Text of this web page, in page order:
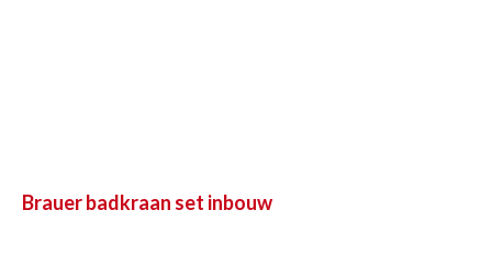
Brauer badkraan set inbouw